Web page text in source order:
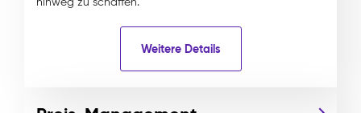
Weitere Details